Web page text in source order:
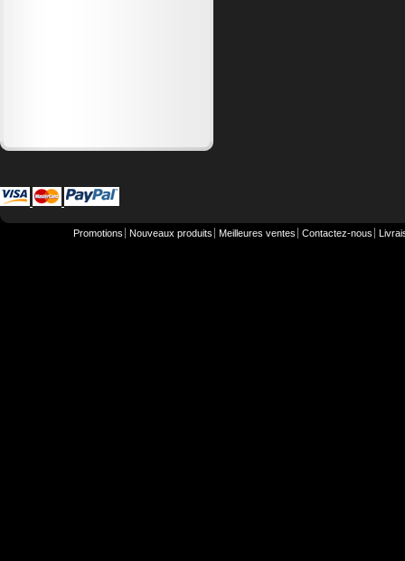
Promotions Nouveaux produits Meilleures ventes Contactez-nous